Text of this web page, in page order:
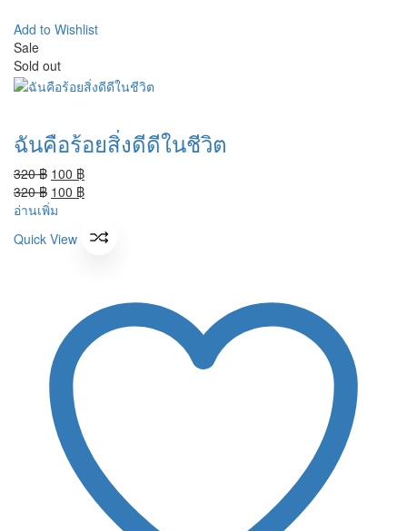
Add to Wishlist
Sale
Sold out
ฉันคือร้อยสิ่งดีดีในชีวิต
320฿ Original
price
was:
100 ฿Current
price
320฿ Original
price
320 ฿.
100 ฿Current
100 ฿.
อ่านเพิ่ม
Quick View